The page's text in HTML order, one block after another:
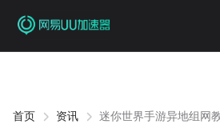
首页 资讯
迷你世界手游异地组网